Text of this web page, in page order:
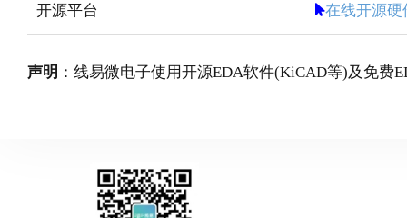
开源平台 在线开源硬
声明 ：线易微电子使用开源EDA软件(KiCAD等)及免费